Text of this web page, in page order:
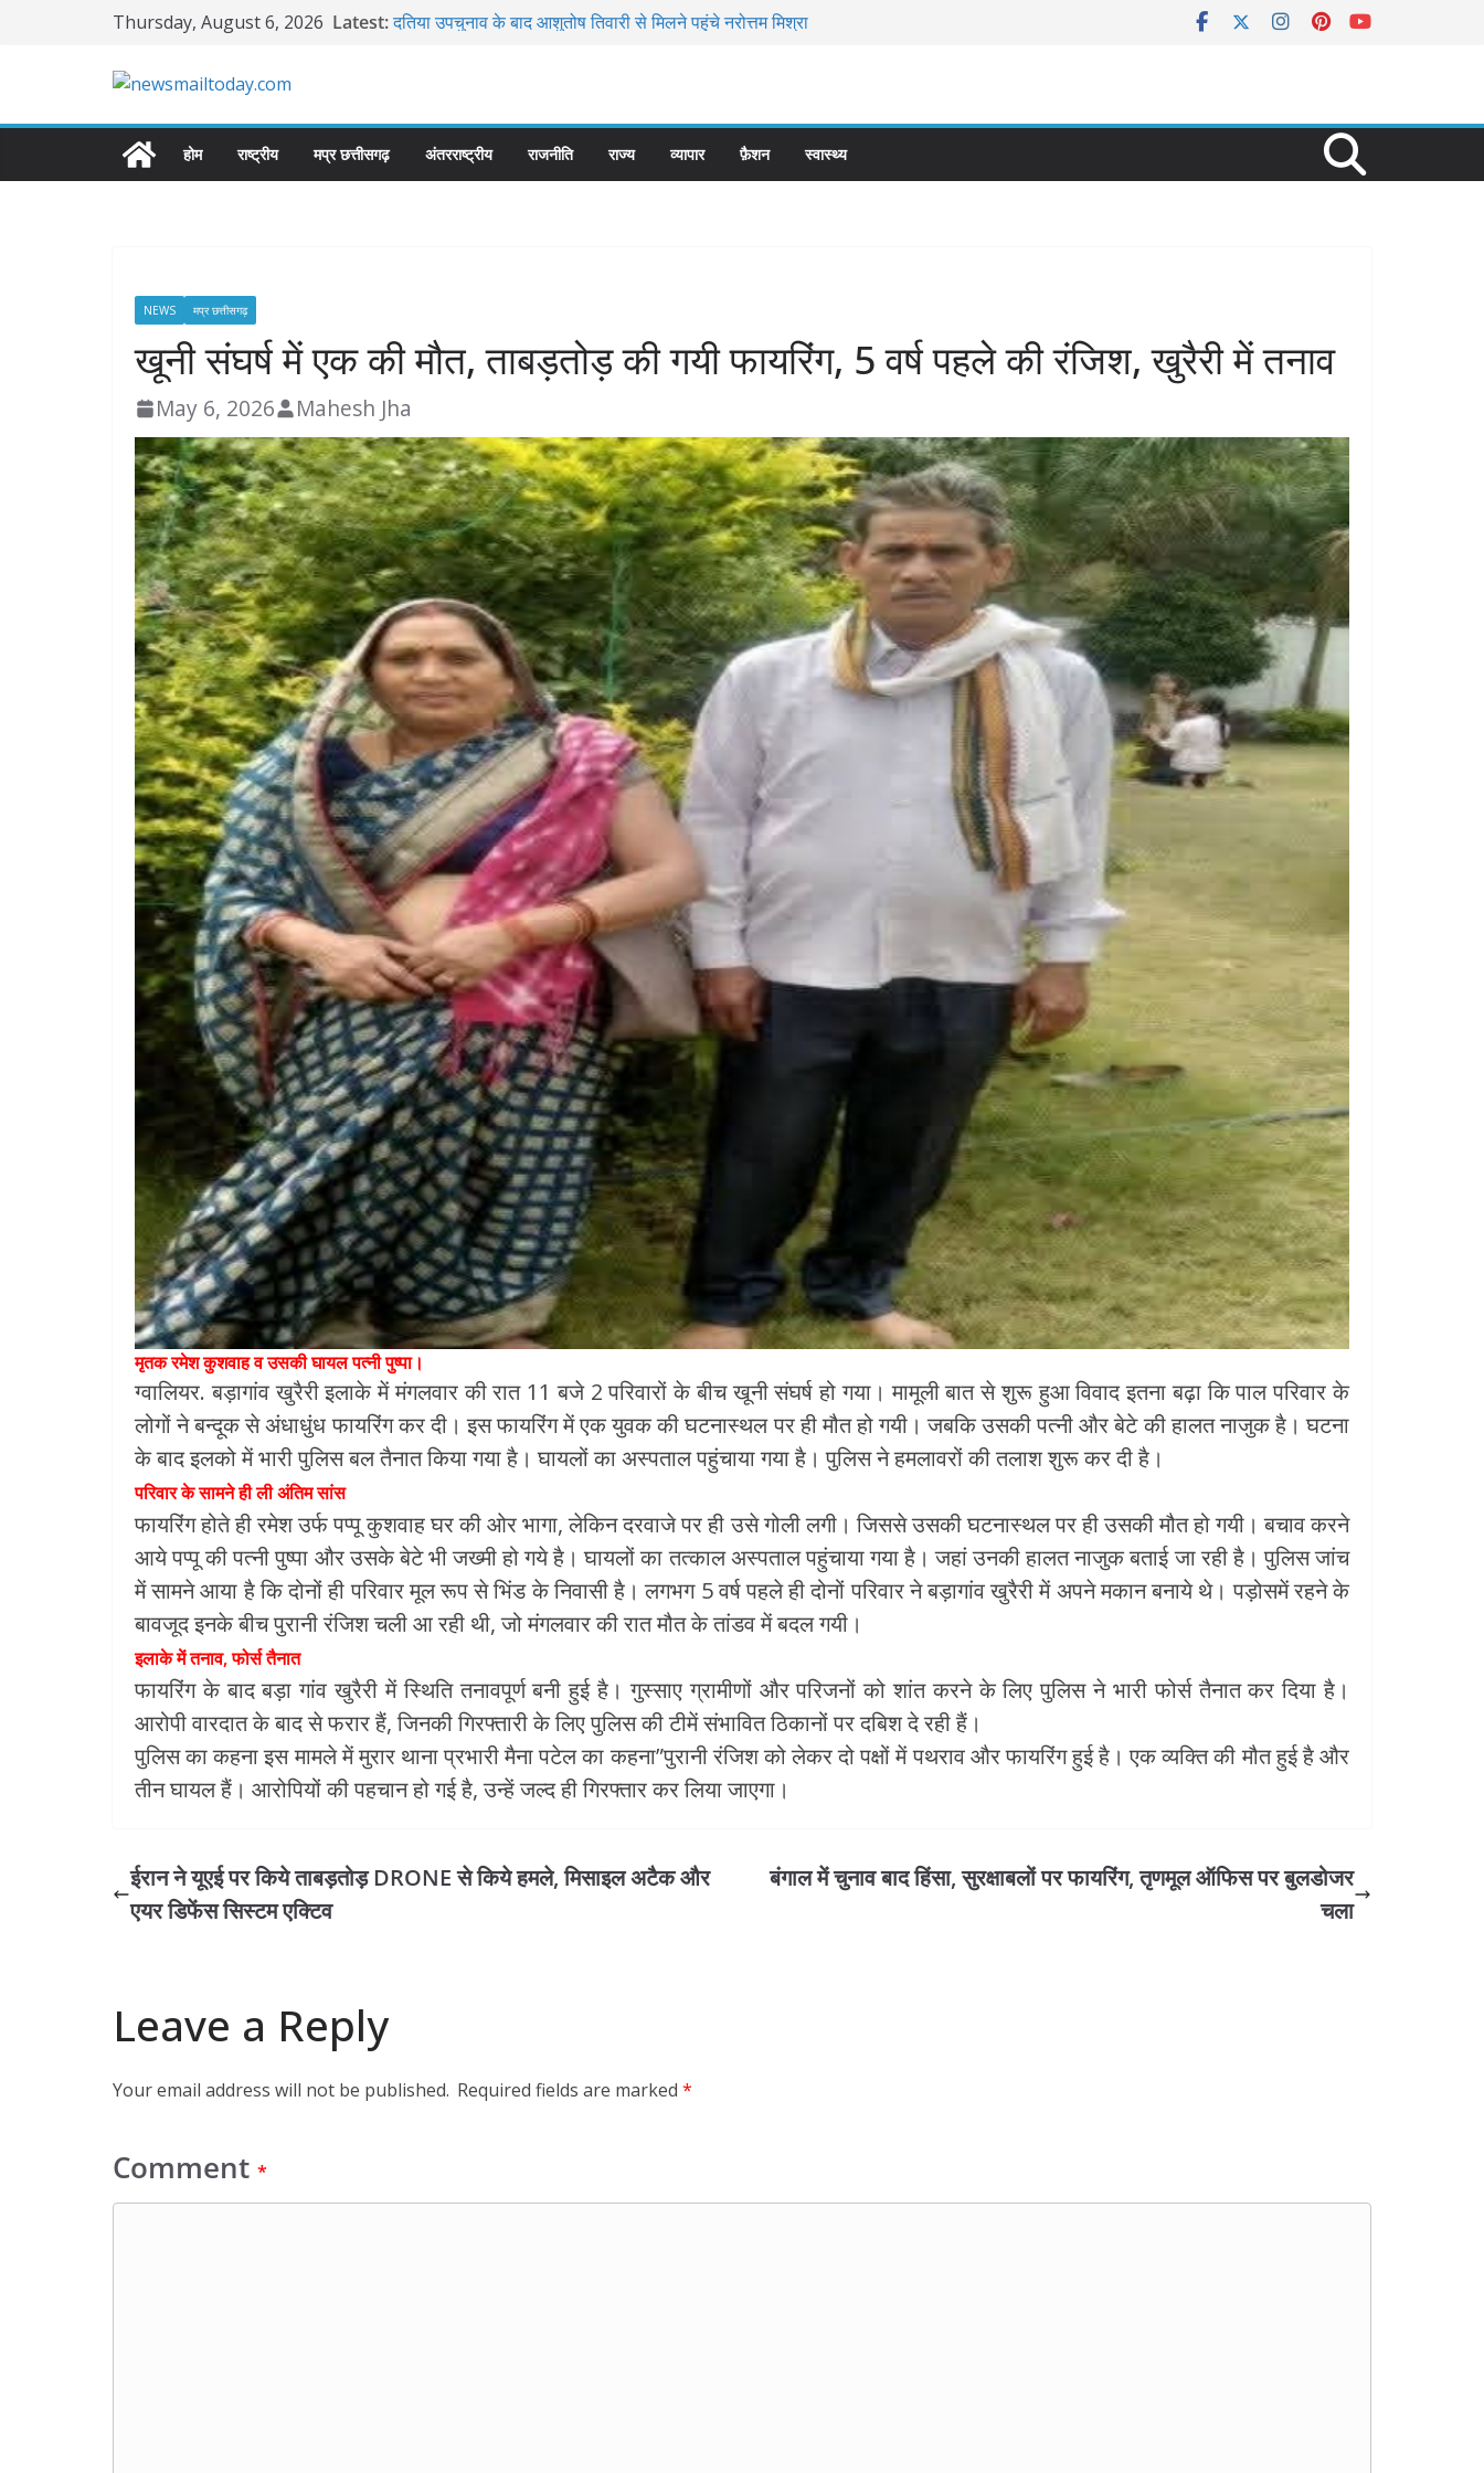
Thursday, August 6, 2026 Latest:दतिया उपचुनाव के बाद आशुतोष तिवारी से मिलने पहुंचे नरोत्तम मिश्रा
अधिकारी पर FIR दर्ज कर भेजेंगे जेल
बाबूपुर घाट पर अवैध रेत उत्खनन पर पुलिस ने कार्यवाही करते हुए
पनडुब्बी मशीन को लगाई आग
होम राष्ट्रीय मप्र छत्तीसगढ़ अंतरराष्ट्रीय राजनीति राज्य व्यापार फ़ैशन स्वास्थ्य
NEWS मप्र छत्तीसगढ़
खूनी संघर्ष में एक की मौत, ताबड़तोड़ की गयी फायरिंग, 5 वर्ष पहले की रंजिश, खुरैरी में तनाव
May 6, 2026 Mahesh Jha
मृतक रमेश कुशवाह व उसकी घायल पत्नी पुष्पा।
ग्वालियर. बड़ागांव खुरैरी इलाके में मंगलवार की रात 11 बजे 2 परिवारों के बीच खूनी संघर्ष हो गया। मामूली बात से शुरू हुआ विवाद इतना बढ़ा कि पाल परिवार के
लोगों ने बन्दूक से अंधाधुंध फायरिंग कर दी। इस फायरिंग में एक युवक की घटनास्थल पर ही मौत हो गयी। जबकि उसकी पत्नी और बेटे की हालत नाजुक है। घटना
के बाद इलको में भारी पुलिस बल तैनात किया गया है। घायलों का अस्पताल पहुंचाया गया है। पुलिस ने हमलावरों की तलाश शुरू कर दी है।
परिवार के सामने ही ली अंतिम सांस
फायरिंग होते ही रमेश उर्फ पप्पू कुशवाह घर की ओर भागा, लेकिन दरवाजे पर ही उसे गोली लगी। जिससे उसकी घटनास्थल पर ही उसकी मौत हो गयी। बचाव करने
आये पप्पू की पत्नी पुष्पा और उसके बेटे भी जख्मी हो गये है। घायलों का तत्काल अस्पताल पहुंचाया गया है। जहां उनकी हालत नाजुक बताई जा रही है। पुलिस जांच
में सामने आया है कि दोनों ही परिवार मूल रूप से भिंड के निवासी है। लगभग 5 वर्ष पहले ही दोनों परिवार ने बड़ागांव खुरैरी में अपने मकान बनाये थे। पड़ोसमें रहने के
बावजूद इनके बीच पुरानी रंजिश चली आ रही थी, जो मंगलवार की रात मौत के तांडव में बदल गयी।
इलाके में तनाव, फोर्स तैनात
फायरिंग के बाद बड़ा गांव खुरैरी में स्थिति तनावपूर्ण बनी हुई है। गुस्साए ग्रामीणों और परिजनों को शांत करने के लिए पुलिस ने भारी फोर्स तैनात कर दिया है।
आरोपी वारदात के बाद से फरार हैं, जिनकी गिरफ्तारी के लिए पुलिस की टीमें संभावित ठिकानों पर दबिश दे रही हैं।
पुलिस का कहना इस मामले में मुरार थाना प्रभारी मैना पटेल का कहना”पुरानी रंजिश को लेकर दो पक्षों में पथराव और फायरिंग हुई है। एक व्यक्ति की मौत हुई है और
तीन घायल हैं। आरोपियों की पहचान हो गई है, उन्हें जल्द ही गिरफ्तार कर लिया जाएगा।
ईरान ने यूएई पर किये ताबड़तोड़ DRONE से किये हमले, मिसाइल अटैक और
एयर डिफेंस सिस्टम एक्टिव
बंगाल में चुनाव बाद हिंसा, सुरक्षाबलों पर फायरिंग, तृणमूल ऑफिस पर बुलडोजर
चला
Leave a Reply
Your email address will not be published. Required fields are marked *
Comment *